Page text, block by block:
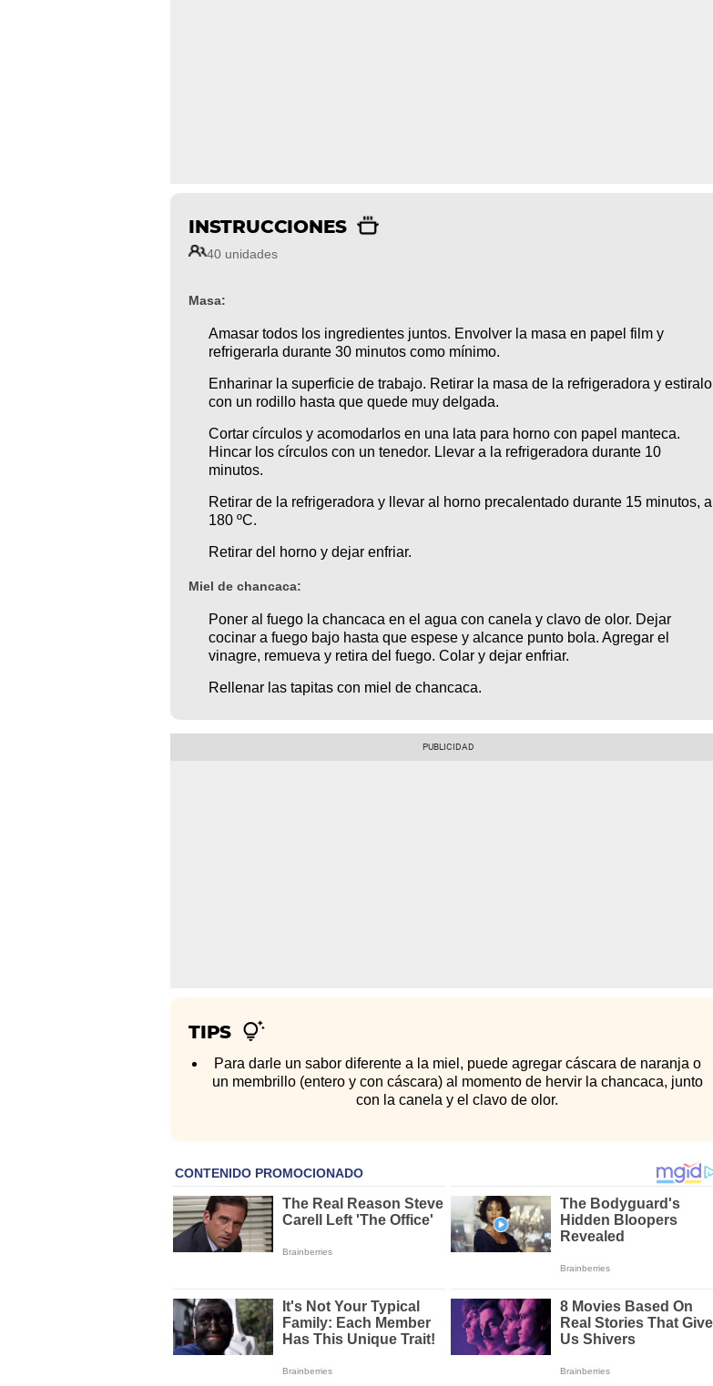
INSTRUCCIONES
40 unidades
Masa:
Amasar todos los ingredientes juntos. Envolver la masa en papel film y
refrigerarla durante 30 minutos como mínimo.
Enharinar la superficie de trabajo. Retirar la masa de la refrigeradora y estiralo
con un rodillo hasta que quede muy delgada.
Cortar círculos y acomodarlos en una lata para horno con papel manteca.
Hincar los círculos con un tenedor. Llevar a la refrigeradora durante 10
minutos.
Retirar de la refrigeradora y llevar al horno precalentado durante 15 minutos, a
180 ºC.
Retirar del horno y dejar enfriar.
Miel de chancaca:
Poner al fuego la chancaca en el agua con canela y clavo de olor. Dejar
cocinar a fuego bajo hasta que espese y alcance punto bola. Agregar el
vinagre, remueva y retira del fuego. Colar y dejar enfriar.
Rellenar las tapitas con miel de chancaca.
TIPS
Para darle un sabor diferente a la miel, puede agregar cáscara de naranja o
un membrillo (entero y con cáscara) al momento de hervir la chancaca, junto
con la canela y el clavo de olor.